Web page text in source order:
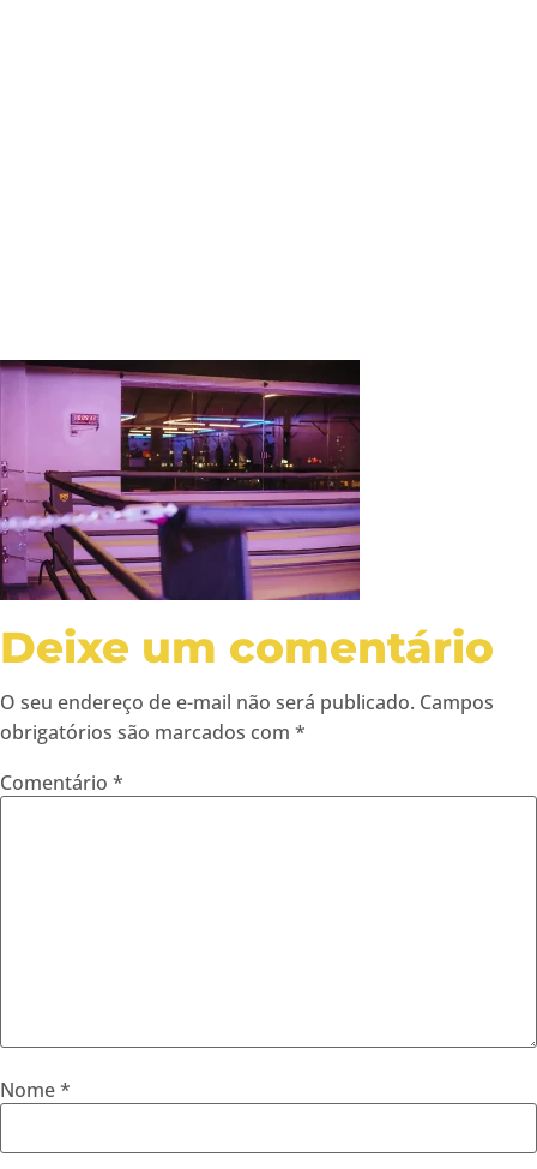
Deixe um comentário
O seu endereço de e-mail não será publicado. Campos
obrigatórios são marcados com *
Comentário *
Nome*